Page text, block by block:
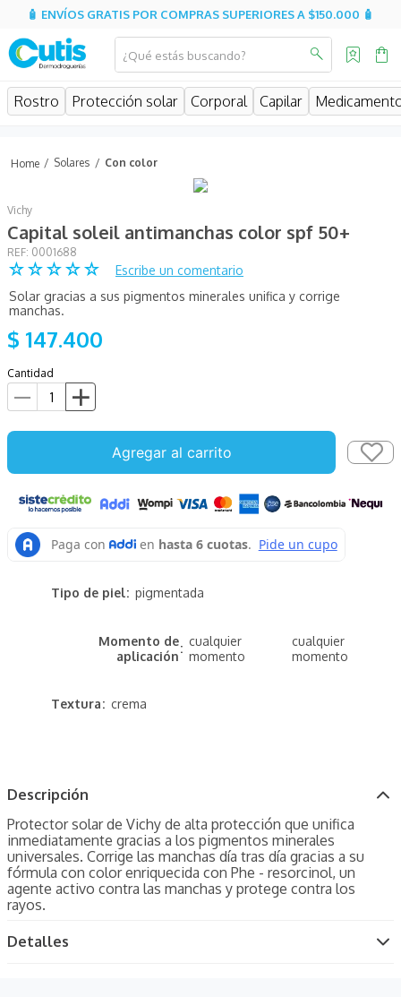
🧴 ENVÍOS GRATIS POR COMPRAS SUPERIORES A $150.000 🧴
¿Qué estás buscando?
Rostro Protección solar Corporal Capilar
Solares Con color
Vichy
Capital soleil antimanchas color spf 50+
: 0001688
☆☆☆☆☆
Escribe un comentario
Solar gracias a sus pigmentos minerales unifica y corrige
manchas.
$ 147.400
Cantidad
Agregar al carrito
Tipo de piel pigmentada
Textura crema
Momento de
aplicación
cualquier
momento
cualquier
momento
Descripción
Protector solar de Vichy de alta protección que unifica
inmediatamente gracias a los pigmentos minerales
universales. Corrige las manchas día tras día gracias a su
fórmula con color enriquecida con Phe - resorcinol, un
agente activo contra las manchas y protege contra los
rayos.
Detalles
MÁS BUSCADOS
posay